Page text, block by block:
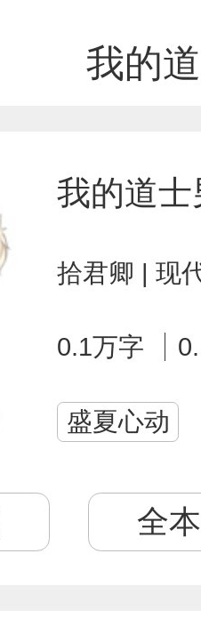
我的
我的道士
拾君卿 | 现
0.1万字
盛夏心动
全